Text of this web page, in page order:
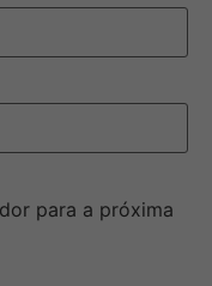
para a próxima